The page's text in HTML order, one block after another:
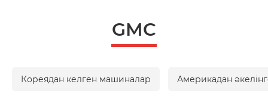
GMC
Кореядан келген машиналар Америкадан